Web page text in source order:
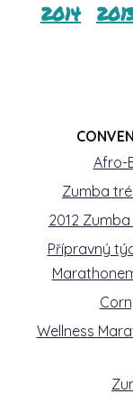
2014
Afro-
Zumba
2012
Přípravný
Wellness